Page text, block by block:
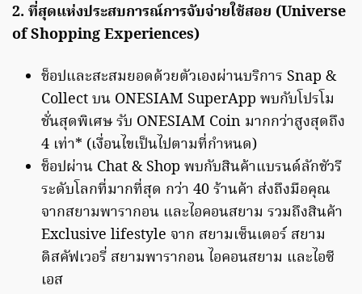
2. ที่สุดแห่งประสบการณ์การจับจ่ายใช้สอย (Universe
of Shopping Experiences)
ช็อปและสะสมยอดด้วยตัวเองผ่านบริการ Snap &
Collect บน ONESIAM SuperApp พบกับโปรโม
ชั่นสุดพิเศษ รับ ONESIAM Coin มากกว่าสูงสุดถึง
4 เท่า* (เงื่อนไขเป็นไปตามที่กำหนด)
ช็อปผ่าน Chat & Shop พบกับสินค้าแบรนด์ลักชัวรี
ระดับโลกที่มากที่สุด กว่า 40 ร้านค้า ส่งถึงมือคุณ
จากสยามพารากอน และไอคอนสยาม รวมถึงสินค้า
Exclusive lifestyle จาก สยามเซ็นเตอร์ สยาม
ดิสคัฟเวอรี่ สยามพารากอน ไอคอนสยาม และไอซี
เอส